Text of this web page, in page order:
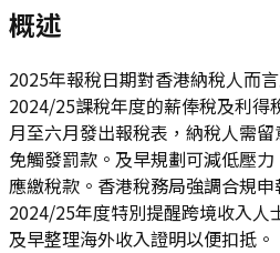
概述
2025年報稅日期對香港納稅人而
2024/25課稅年度的薪俸稅及利得
月至六月發出報稅表，納稅人需
免觸發罰款。及早規劃可減低壓
應繳稅款。香港稅務局強調合規申
2024/25年度特別提醒跨境收入人
及早整理海外收入證明以便扣抵。